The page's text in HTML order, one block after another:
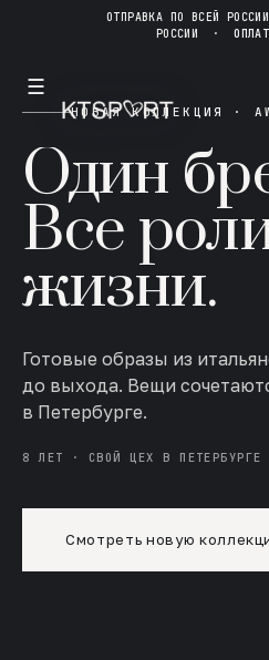
ОТПРАВКА ПО ВСЕЙ
РОССИИ ·
☰
НОВАЯ КОЛЛЕКЦИЯ ·
Один
Все
жизни.
Готовые образы из
до выхода. Вещи
в Петербурге.
8 ЛЕТ · СВОЙ ЦЕХ В ПЕТЕРБУРГЕ
Смотреть новую